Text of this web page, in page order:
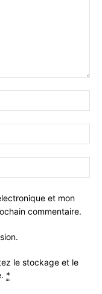
et mon
commentaire.
le stockage et le
*